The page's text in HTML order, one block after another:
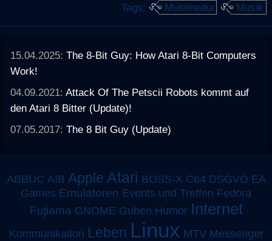
Tags: Multimedia Musik
15.04.2025:The 8-Bit Guy: How Atari 8-Bit Computers
Work!
04.09.2021:Attack Of The Petscii Robots kommt auf
den Atari 8 Bitter (Update)!
07.05.2017:The 8 Bit Guy (Update)
ABBUC AIB Apple Atari BOSS-X C64 DSGVO EA
Games Emulatoren Events und Treffen Fedora
Fujiama GNOME Guben Humor Internet
Kommunikation Leben Linux MTV Messenger